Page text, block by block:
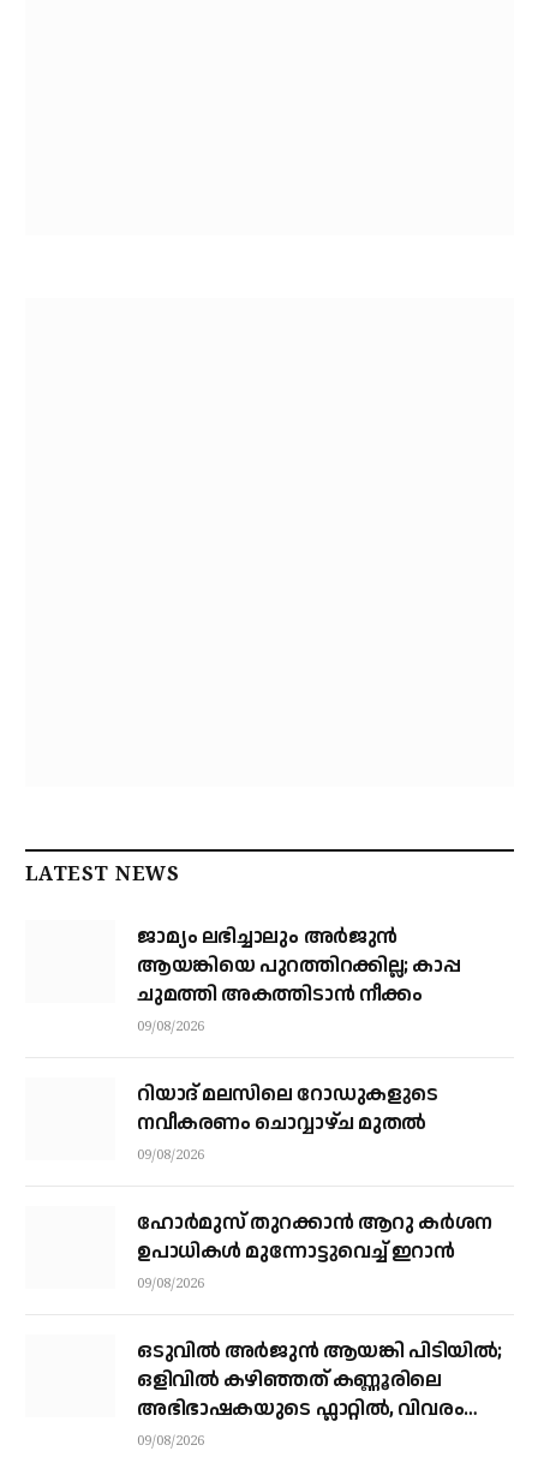
LATEST NEWS
ജാമ്യം ലഭിച്ചാലും അര്‍ജുന്‍
ആയങ്കിയെ പുറത്തിറക്കില്ല; കാപ്പ
ചുമത്തി അകത്തിടാന്‍ നീക്കം
09/08/2026
റിയാദ് മലസിലെ റോഡുകളുടെ
നവീകരണം ചൊവ്വാഴ്ച മുതല്‍
09/08/2026
ഹോർമുസ് തുറക്കാൻ ആറു കർശന
ഉപാധികൾ മുന്നോട്ടുവെച്ച് ഇറാൻ
09/08/2026
ഒടുവിൽ അർജുൻ ആയങ്കി പിടിയിൽ;
ഒളിവിൽ കഴിഞ്ഞത് കണ്ണൂരിലെ
അഭിഭാഷകയുടെ ഫ്ലാറ്റിൽ, വിവരം
നൽകിയത് ഓട്ടോ ഡ്രൈവർ
09/08/2026